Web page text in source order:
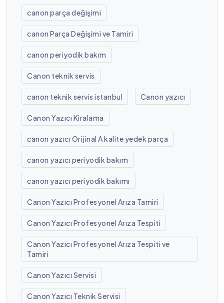
canon parça değişimi
canon Parça Değişimi ve Tamiri
canon periyodik bakım
Canon teknik servis
canon teknik servis istanbul Canon yazıcı
Canon Yazıcı Kiralama
canon yazıcı Orijinal A kalite yedek parça
canon yazıcı periyodik bakım
canon yazıcı periyodik bakımı
Canon Yazıcı Profesyonel Arıza Tamiri
Canon Yazıcı Profesyonel Arıza Tespiti
Canon Yazıcı Profesyonel Arıza Tespiti ve
Tamiri
Canon Yazıcı Servisi
Canon Yazıcı Teknik Servisi